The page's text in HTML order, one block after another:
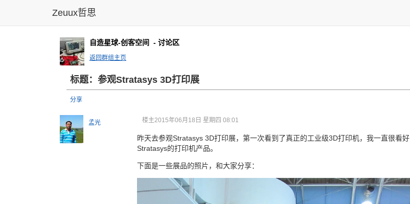
Zeuux哲思
自造星球-创客空间 - 讨论区
返回群组主页
标题：参观Stratasys 3D打印展
分享
孟光 楼主2015年06月18日 星期四 08:01
昨天去参观Stratasys 3D打印展，第一次看到了真正的工业级3D打印机，我一直很看好
Stratasys的打印机产品。
下面是一些展品的照片，和大家分享：